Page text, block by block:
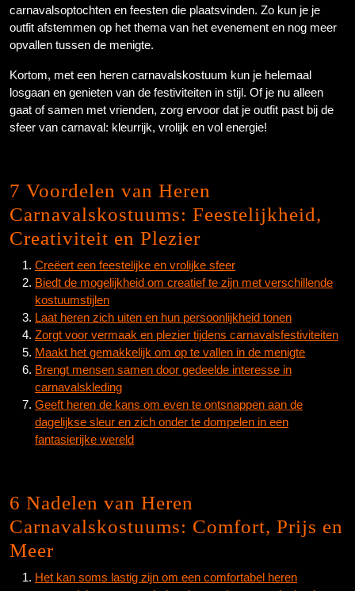
carnavalsoptochten en feesten die plaatsvinden. Zo kun je je
outfit afstemmen op het thema van het evenement en nog meer
opvallen tussen de menigte.
Kortom, met een heren carnavalskostuum kun je helemaal
losgaan en genieten van de festiviteiten in stijl. Of je nu alleen
gaat of samen met vrienden, zorg ervoor dat je outfit past bij de
sfeer van carnaval: kleurrijk, vrolijk en vol energie!
7 Voordelen van Heren
Carnavalskostuums: Feestelijkheid,
Creativiteit en Plezier
Creëert een feestelijke en vrolijke sfeer
Biedt de mogelijkheid om creatief te zijn met verschillende
kostuumstijlen
Laat heren zich uiten en hun persoonlijkheid tonen
Zorgt voor vermaak en plezier tijdens carnavalsfestiviteiten
Maakt het gemakkelijk om op te vallen in de menigte
Brengt mensen samen door gedeelde interesse in
carnavalskleding
Geeft heren de kans om even te ontsnappen aan de
dagelijkse sleur en zich onder te dompelen in een
fantasierijke wereld
6 Nadelen van Heren
Carnavalskostuums: Comfort, Prijs en
Meer
Het kan soms lastig zijn om een comfortabel heren